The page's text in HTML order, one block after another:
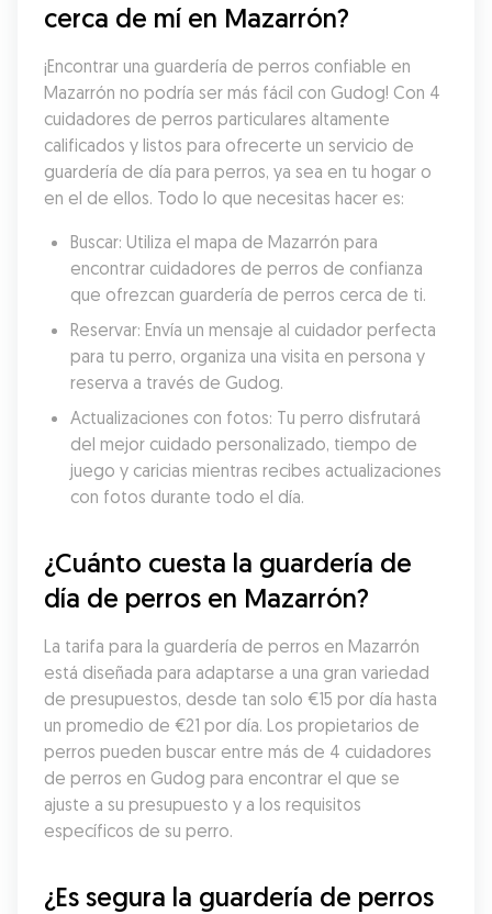
cerca de mí en Mazarrón?
¡Encontrar una guardería de perros confiable en
Mazarrón no podría ser más fácil con Gudog! Con 4
cuidadores de perros particulares altamente
calificados y listos para ofrecerte un servicio de
guardería de día para perros, ya sea en tu hogar o
en el de ellos. Todo lo que necesitas hacer es:
Buscar: Utiliza el mapa de Mazarrón para
encontrar cuidadores de perros de confianza
que ofrezcan guardería de perros cerca de ti.
Reservar: Envía un mensaje al cuidador perfecta
para tu perro, organiza una visita en persona y
reserva a través de Gudog.
Actualizaciones con fotos: Tu perro disfrutará
del mejor cuidado personalizado, tiempo de
juego y caricias mientras recibes actualizaciones
con fotos durante todo el día.
¿Cuánto cuesta la guardería de
día de perros en Mazarrón?
La tarifa para la guardería de perros en Mazarrón
está diseñada para adaptarse a una gran variedad
de presupuestos, desde tan solo €15 por día hasta
un promedio de €21 por día. Los propietarios de
perros pueden buscar entre más de 4 cuidadores
de perros en Gudog para encontrar el que se
ajuste a su presupuesto y a los requisitos
específicos de su perro.
¿Es segura la guardería de perros